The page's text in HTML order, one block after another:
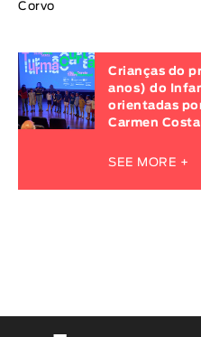
Corvo
Crianças do
anos) do
orientadas
Carmen Costa
SEE MORE +